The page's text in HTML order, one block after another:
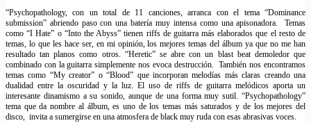
“Psychopathology, con un total de 11 canciones, arranca con el tema “Dominance
submission” abriendo paso con una batería muy intensa como una apisonadora. Temas
como “I Hate” o “Into the Abyss” tienen riffs de guitarra más elaborados que el resto de
temas, lo que les hace ser, en mi opinión, los mejores temas del álbum ya que no me han
resultado tan planos como otros. “Heretic” se abre con un blast beat demoledor que
combinado con la guitarra simplemente nos evoca destrucción. También nos encontramos
temas como “My creator” o “Blood” que incorporan melodías más claras creando una
dualidad entre la oscuridad y la luz. El uso de riffs de guitarra melódicos aporta un
interesante dinamismo a su sonido, aunque de una forma muy sutil. “Psychopathology”
tema que da nombre al álbum, es uno de los temas más saturados y de los mejores del
disco, invita a sumergirse en una atmosfera de black muy ruda con esas abrasivas voces.